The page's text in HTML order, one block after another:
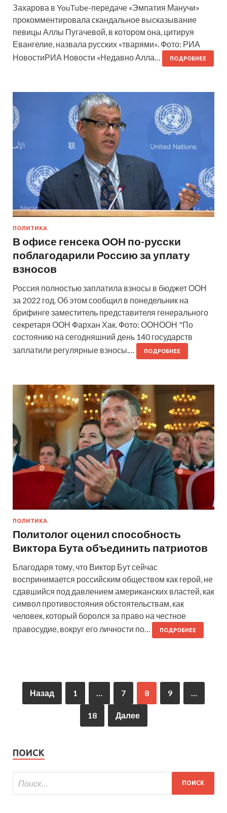
Захарова в YouTube-передаче «Эмпатия Манучи»
прокомментировала скандальное высказывание
певицы Аллы Пугачевой, в котором она, цитируя
Евангелие, назвала русских «тварями». Фото: РИА
НовостиРИА Новости «Недавно Алла…
ПОДРОБНЕЕ
ПОЛИТИКА
В офисе генсека ООН по-русски
поблагодарили Россию за уплату
взносов
Россия полностью заплатила взносы в бюджет ООН
за 2022 год. Об этом сообщил в понедельник на
брифинге заместитель представителя генерального
секретаря ООН Фархан Хак. Фото: ООНООН "По
состоянию на сегодняшний день 140 государств
заплатили регулярные взносы.…
ПОДРОБНЕЕ
ПОЛИТИКА
Политолог оценил способность
Виктора Бута объединить патриотов
Благодаря тому, что Виктор Бут сейчас
воспринимается российским обществом как герой, не
сдавшийся под давлением американских властей, как
символ противостояния обстоятельствам, как
человек, который боролся за право на честное
правосудие, вокруг его личности по…
ПОДРОБНЕЕ
Назад 1 7 8 9
18 Далее
ПОИСК